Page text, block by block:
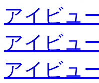
アイビュ
アイビュ
アイビュ